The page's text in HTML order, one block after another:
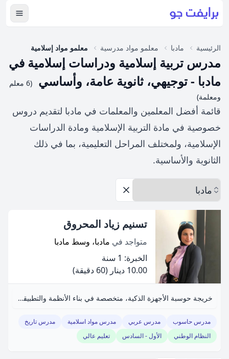
عرض
الرئيسية مادبا معلمو مواد مدرسية معلمو مواد إسلامية
مدرس تربية إسلامية ودراسات إسلامية في
مادبا - توجيهي، ثانوية عامة، وأساسي
(6 معلم
ومعلمة)
قائمة أفضل المعلمين والمعلمات في مادبا لتقديم دروس
خصوصية في مادة التربية الإسلامية ومادة الدراسات
الإسلامية، ولمختلف المراحل التعليمية، بما في ذلك
الثانوية والأساسية.
اختر المحافظة
إزالة الخيارات
تسنيم زياد المحروق
متواجد في مادبا، وسط مادبا
الخبرة: 1 سنة
10.00 دينار
(60 دقيقة)
خريجة حوسبة الأجهزة الذكية، متخصصة في بناء الأنظمة والتطبيقات، كاتبة مشاركة في الأدب العربي، حاصلة على جوائز كتابية.
مدرس حاسوب مدرس عربي مدرس مواد اسلامية
مدرس تاريخ
النظام الوطني
الأول - السادس تعليم عالي